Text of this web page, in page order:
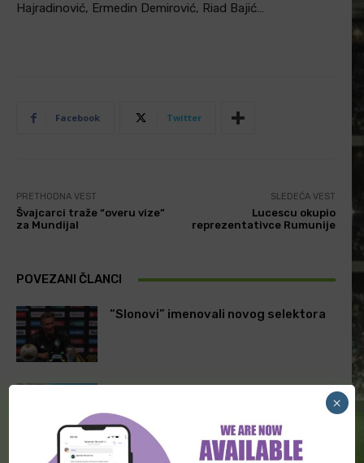
Hajradinović, Ermedin Demirović, Riad Bajić…
Facebook Twitter
PRETHODNA VEST
Švajcarci traže “overu vize”
za Mundijal
SLEDEĆA VEST
Lucescu okupio
reprezentativce Rumunije
POVEZANI ČLANCI
“Slonovi” imenovali novog selektora
×